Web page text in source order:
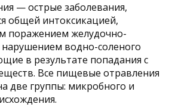
— острые заболевания,
общей интоксикацией,
поражением желудочно-
водно-соленого
в результате попадания с
Все пищевые отравления
две группы: микробного и